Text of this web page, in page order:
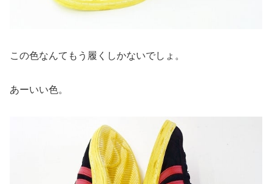
この色なんてもう履くしかないでしょ。
あーいい色。